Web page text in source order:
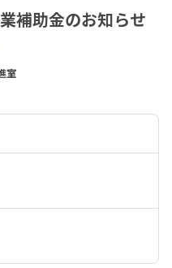
補助金のお知らせ
室